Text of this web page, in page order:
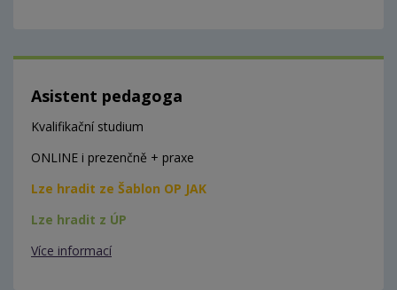
Asistent pedagoga
Kvalifikační studium
ONLINE i prezenčně + praxe
Lze hradit ze Šablon OP JAK
Lze hradit z ÚP
Více informací